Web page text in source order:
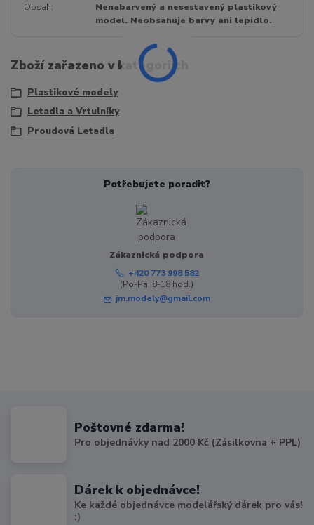
Obsah
Nenabarvený a nesestavený plastikový
model. Neobsahuje barvy ani lepidlo.
Zboží zařazeno v kategoriích
Plastikové modely
Letadla a Vrtulníky
Proudová Letadla
Potřebujete poradit?
Zákaznická podpora
+420 773 998 582
(Po-Pá, 8-18 hod.)
jm.modely@gmail.com
Poštovné zdarma!
Pro objednávky nad 2000 Kč (Zásilkovna + PPL)
Dárek k objednávce!
Ke každé objednávce modelářský dárek pro vás!
:)